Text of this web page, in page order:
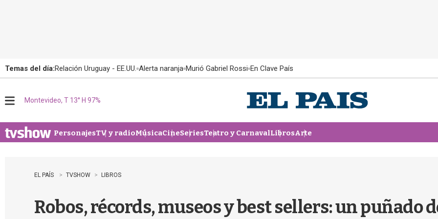
Temas del día:Relación Uruguay - EE.UU. Alerta naranja Murió Gabriel Rossi En Clave País
u
Montevideo, T 13° H 97%
PersonajesTV y radioMúsicaCineSeriesTeatro y CarnavalLibrosArte
EL PAÍS TVSHOW LIBROS
Robos, récords, museos y best sellers: un puñado